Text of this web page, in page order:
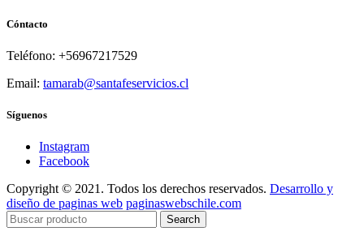
Cóntacto
Teléfono: +56967217529
Email: tamarab@santafeservicios.cl
Síguenos
Instagram
Facebook
Copyright © 2021. Todos los derechos reservados. Desarrollo y
diseño de paginas web paginaswebschile.com
Search